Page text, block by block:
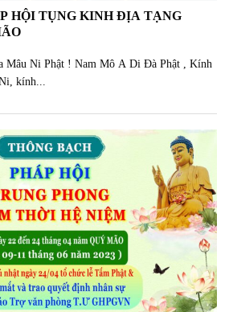
HỘI TỤNG KINH ĐỊA TẠNG
Mâu Ni Phật ! Nam Mô A Di Đà Phật , Kính
kính...